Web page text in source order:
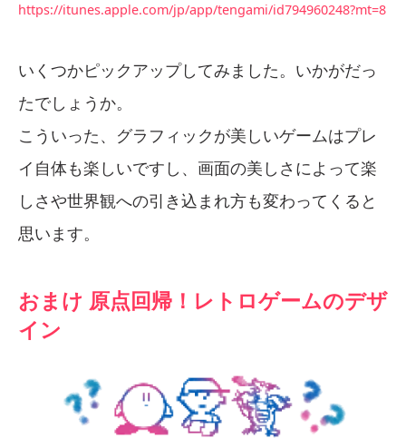
https://itunes.apple.com/jp/app/tengami/id794960248?mt=8
いくつかピックアップしてみました。いかがだっ
たでしょうか。
こういった、グラフィックが美しいゲームはプレ
イ自体も楽しいですし、画面の美しさによって楽
しさや世界観への引き込まれ方も変わってくると
思います。
おまけ 原点回帰！レトロゲームのデザ
イン